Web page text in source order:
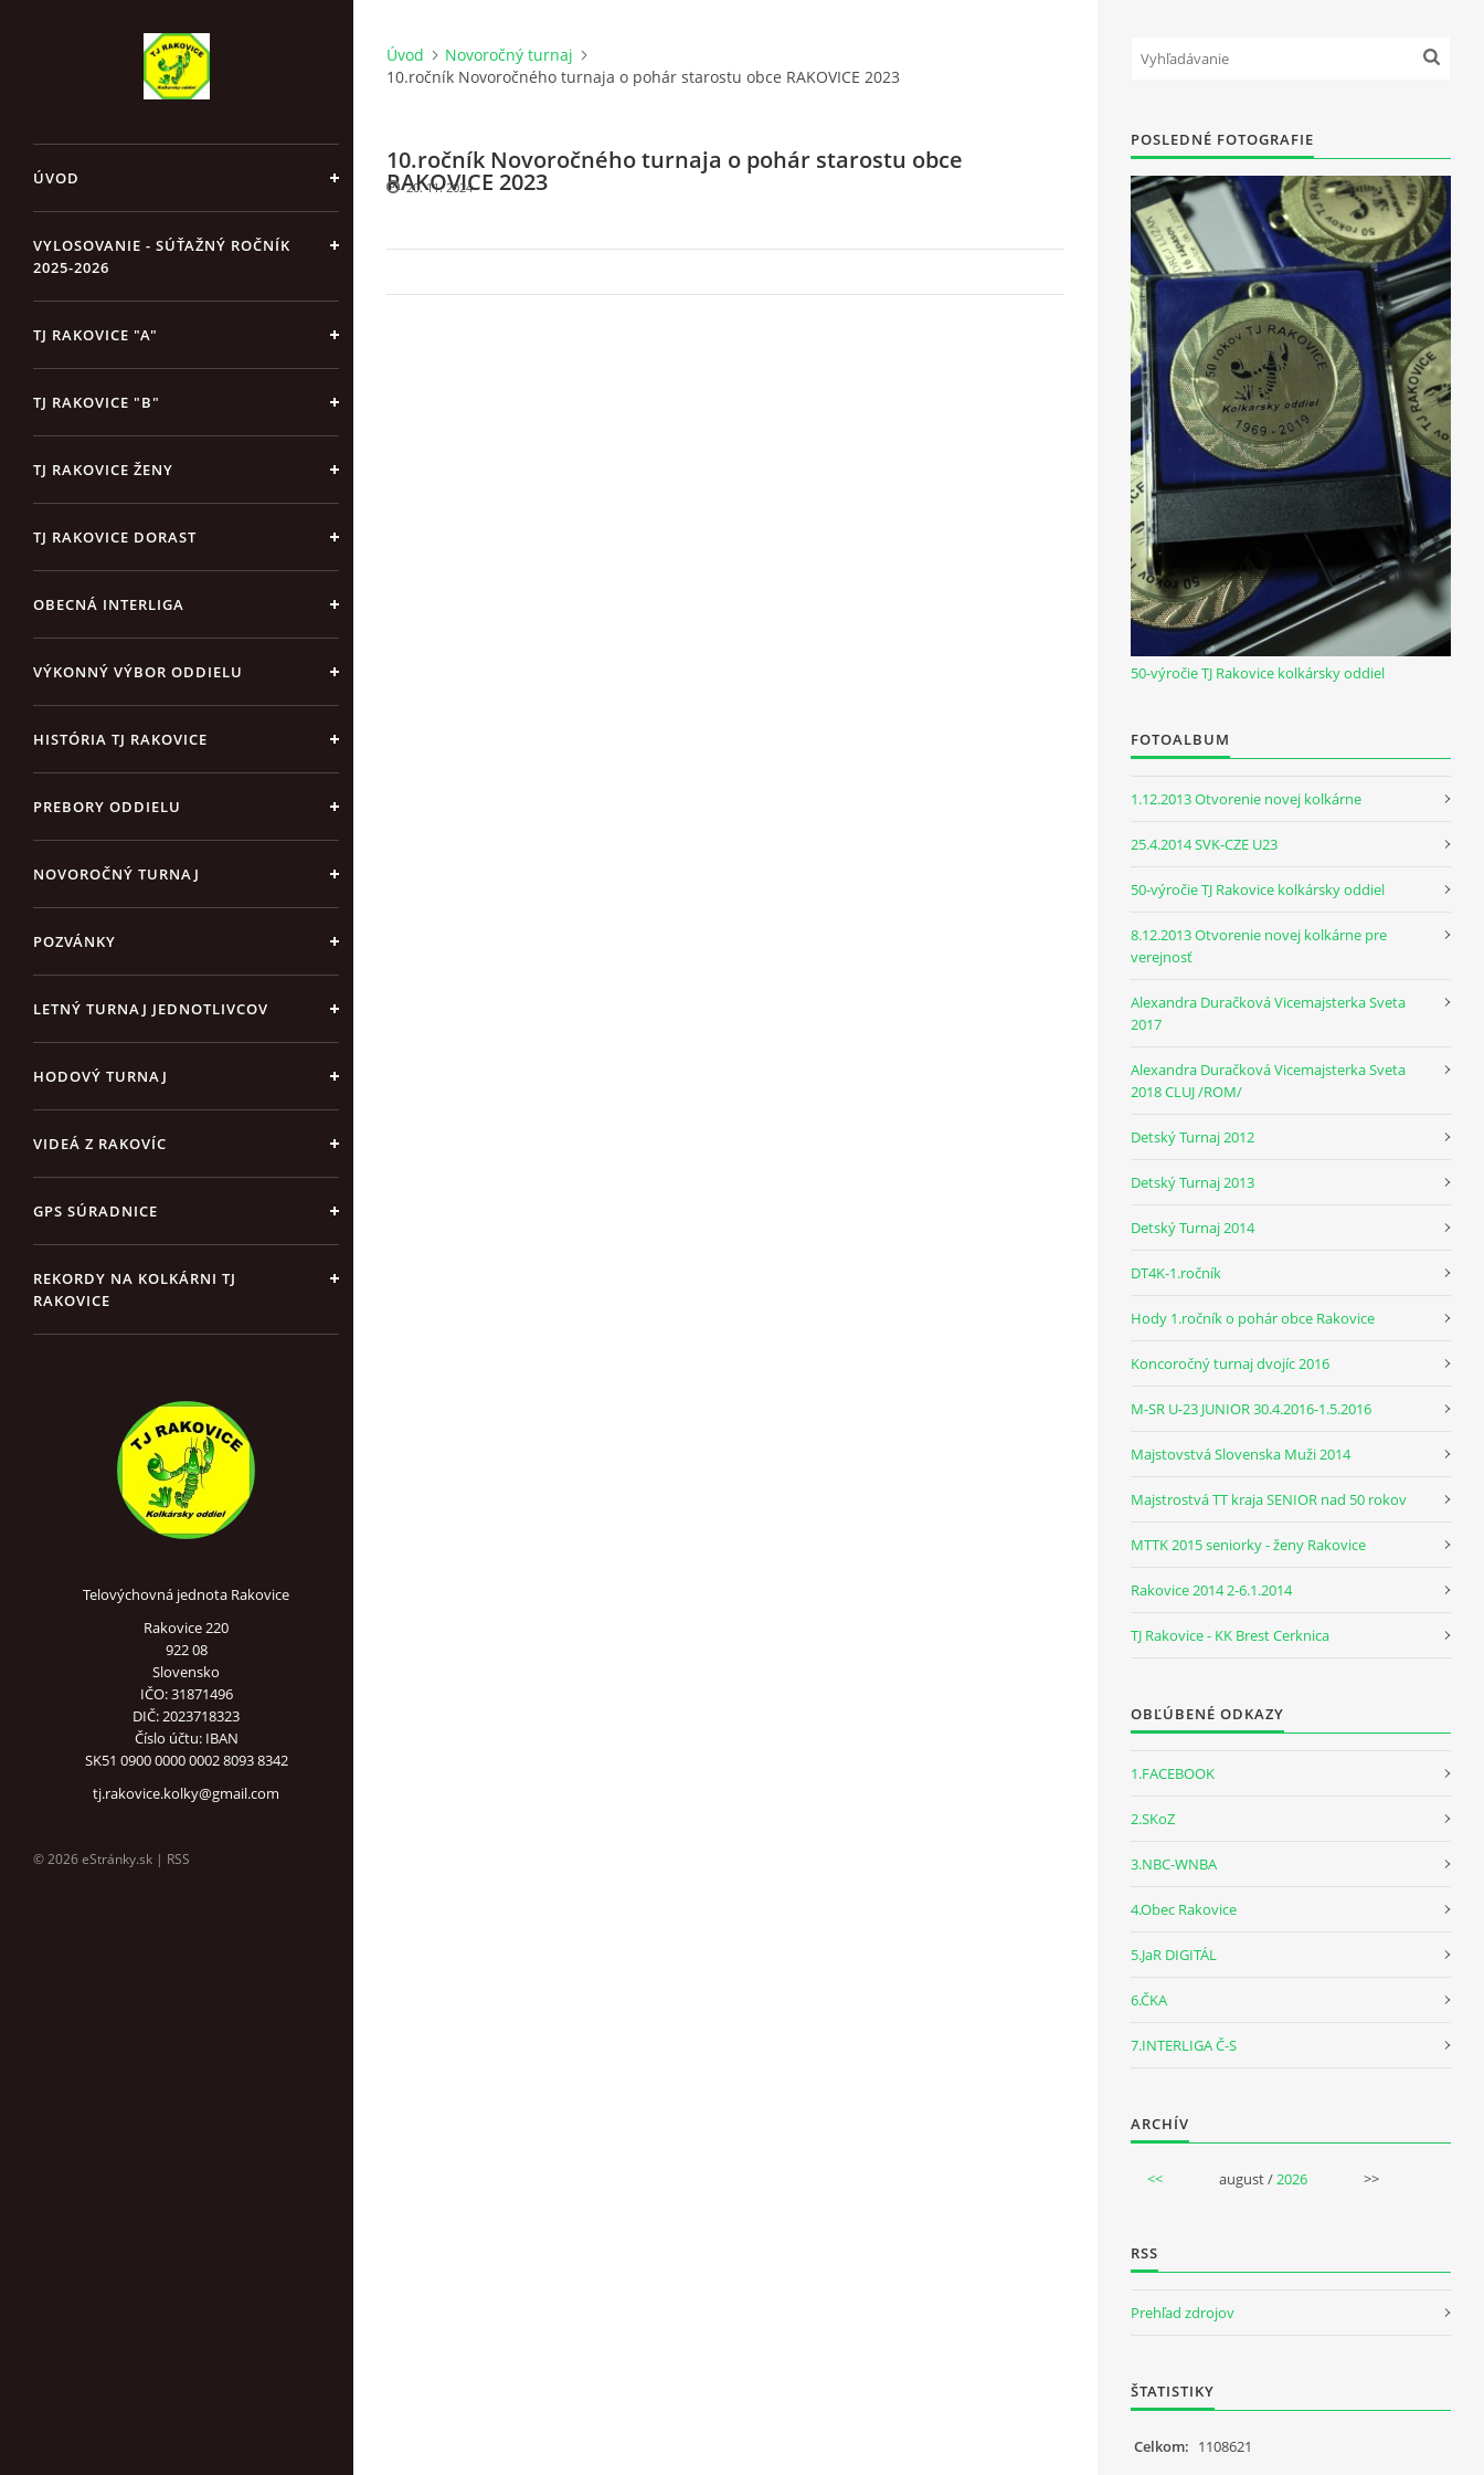
ÚVOD
VYLOSOVANIE - SÚŤAŽNÝ ROČNÍK
2025-2026
TJ RAKOVICE "A"
TJ RAKOVICE "B"
TJ RAKOVICE ŽENY
TJ RAKOVICE DORAST
OBECNÁ INTERLIGA
VÝKONNÝ VÝBOR ODDIELU
HISTÓRIA TJ RAKOVICE
PREBORY ODDIELU
NOVOROČNÝ TURNAJ
POZVÁNKY
LETNÝ TURNAJ JEDNOTLIVCOV
HODOVÝ TURNAJ
VIDEÁ Z RAKOVÍC
GPS SÚRADNICE
REKORDY NA KOLKÁRNI TJ
RAKOVICE
Telovýchovná jednota Rakovice
Rakovice 220
922 08
Slovensko
IČO: 31871496
DIČ: 2023718323
Číslo účtu: IBAN
SK51 0900 0000 0002 8093 8342
tj.rakovice.kolky@gmail.com
© 2026 eStránky.sk | RSS
Úvod
Novoročný turnaj
10.ročník Novoročného turnaja o pohár starostu obce RAKOVICE 2023
10.ročník Novoročného turnaja o pohár starostu obce
RAKOVICE 2023
20. 11. 2024
POSLEDNÉ FOTOGRAFIE
50-výročie TJ Rakovice kolkársky oddiel
FOTOALBUM
1.12.2013 Otvorenie novej kolkárne
25.4.2014 SVK-CZE U23
50-výročie TJ Rakovice kolkársky oddiel
8.12.2013 Otvorenie novej kolkárne pre
verejnosť
Alexandra Duračková Vicemajsterka Sveta
2017
Alexandra Duračková Vicemajsterka Sveta
2018 CLUJ /ROM/
Detský Turnaj 2012
Detský Turnaj 2013
Detský Turnaj 2014
DT4K-1.ročník
Hody 1.ročník o pohár obce Rakovice
Koncoročný turnaj dvojíc 2016
M-SR U-23 JUNIOR 30.4.2016-1.5.2016
Majstovstvá Slovenska Muži 2014
Majstrostvá TT kraja SENIOR nad 50 rokov
MTTK 2015 seniorky - ženy Rakovice
Rakovice 2014 2-6.1.2014
TJ Rakovice - KK Brest Cerknica
OBĽÚBENÉ ODKAZY
1.FACEBOOK
2.SKoZ
3.NBC-WNBA
4.Obec Rakovice
5.JaR DIGITÁL
6.ČKA
7.INTERLIGA Č-S
ARCHÍV
<< august / 2026 >>
RSS
Prehľad zdrojov
ŠTATISTIKY
Celkom: 1108621